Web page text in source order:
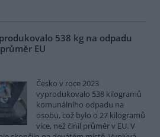
538 kg na odpadu
EU
Česko v roce 2023
vyprodukovalo 538 kilogramů
komunálního odpadu na
osobu, což bylo o 27 kilogramů
více, než činil průměr v EU. V